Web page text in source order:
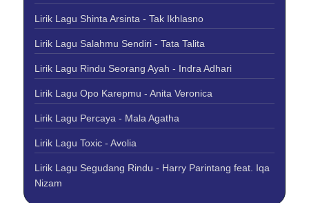
Lirik Lagu Shinta Arsinta - Tak Ikhlasno
Lirik Lagu Salahmu Sendiri - Tata Talita
Lirik Lagu Rindu Seorang Ayah - Indra Adhari
Lirik Lagu Opo Karepmu - Anita Veronica
Lirik Lagu Percaya - Mala Agatha
Lirik Lagu Toxic - Avolia
Lirik Lagu Segudang Rindu - Harry Parintang feat. Iqa
Nizam